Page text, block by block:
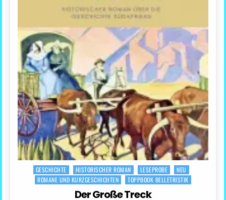
Posted
in
GESCHICHTE HISTORISCHER ROMAN LESEPROBE
NEU
ROMANE UND KURZGESCHICHTEN
TOPPBOOK BELLETRISTIK
Der Große Treck